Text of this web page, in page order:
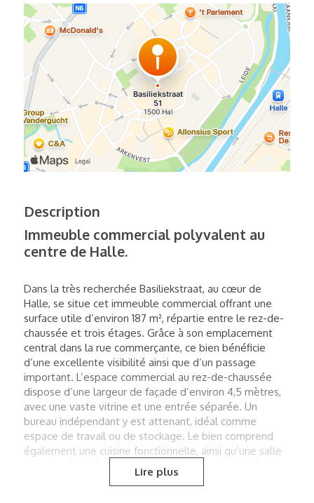
Description
Immeuble commercial polyvalent au
centre de Halle.
Dans la très recherchée Basiliekstraat, au cœur de
Halle, se situe cet immeuble commercial offrant une
surface utile d’environ 187 m², répartie entre le rez-de-
chaussée et trois étages. Grâce à son emplacement
central dans la rue commerçante, ce bien bénéficie
d’une excellente visibilité ainsi que d’un passage
important. L’espace commercial au rez-de-chaussée
dispose d’une largeur de façade d’environ 4,5 mètres,
avec une vaste vitrine et une entrée séparée. Un
bureau indépendant y est attenant, idéal comme
espace de travail ou de stockage. Le bien comprend
également une cuisine fonctionnelle, ainsi qu’une salle
de bains équipée d’une baignoire avec possibilité de
douche, d’un lavabo et de toilettes, offrant un confort
Lire plus